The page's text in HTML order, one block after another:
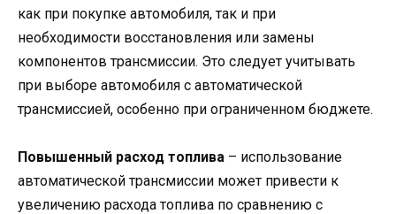
как при покупке автомобиля, так и при
необходимости восстановления или замены
компонентов трансмиссии. Это следует учитывать
при выборе автомобиля с автоматической
трансмиссией, особенно при ограниченном бюджете.
Повышенный расход топлива – использование
автоматической трансмиссии может привести к
увеличению расхода топлива по сравнению с